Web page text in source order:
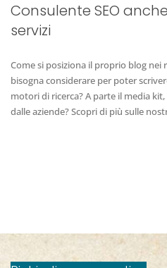
Consulente SEO
servizi
Come si posiziona il proprio blog
bisogna considerare per poter
motori di ricerca? A parte il media
dalle aziende? Scopri di più sulle